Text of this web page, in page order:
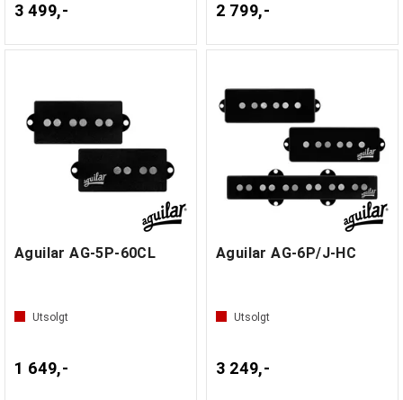
3 499,- 2 799,-
Aguilar AG-5P-60CL
Utsolgt
1 649,-
Aguilar AG-6P/J-HC
Utsolgt
3 249,-